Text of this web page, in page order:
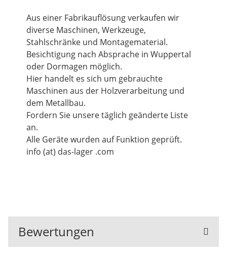
Aus einer Fabrikauflösung verkaufen wir
diverse Maschinen, Werkzeuge,
Stahlschränke und Montagematerial.
Besichtigung nach Absprache in Wuppertal
oder Dormagen möglich.
Hier handelt es sich um gebrauchte
Maschinen aus der Holzverarbeitung und
dem Metallbau.
Fordern Sie unsere täglich geänderte Liste
an.
Alle Geräte wurden auf Funktion geprüft.
info (at) das-lager .com
Bewertungen